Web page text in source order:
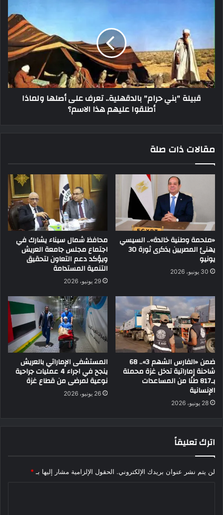
قبيلة "بني حرام" بالدقهلية.. تعرف على أصلها ولماذا
أطلقوا عليهم هذا الاسم؟
مقالات ذات صلة
«ملحمة وطنية خالدة».. السيسي
يهنئ المصريين بذكرى ثورة 30
يونيو
30 يونيو، 2026
محافظ شمال سيناء يشارك في
اجتماع مجلس جامعة العريش
ويؤكد دعم التعاون لتحقيق
التنمية المستدامة
29 يونيو، 2026
ضمن «الفارس الشهم 3».. 68
شاحنة إماراتية تدخل غزة محملة
بـ817 طنًا من المساعدات
الإنسانية
28 يونيو، 2026
المستشفى الإماراتي بالعريش
ينجح في اجراء 4 عمليات جراحية
نوعية لمرضى من قطاع غزة
26 يونيو، 2026
اترك تعليقاً
لن يتم نشر عنوان بريدك الإلكتروني. الحقول الإلزامية مشار إليها بـ *